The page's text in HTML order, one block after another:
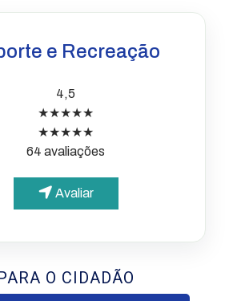
e Recreação
4,5
★★★★★
★★★★★
64 avaliações
Avaliar
O CIDADÃO